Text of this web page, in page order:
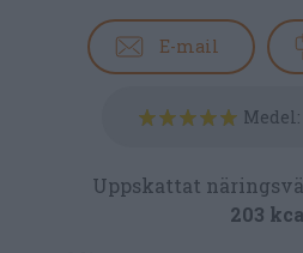
E-mail
Medel:
Uppskattat
203